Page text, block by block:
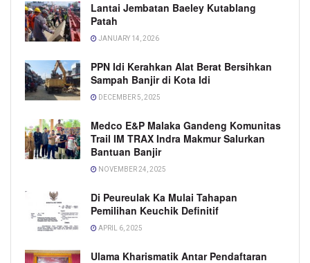
Lantai Jembatan Baeley Kutablang
Patah
JANUARY 14, 2026
PPN Idi Kerahkan Alat Berat Bersihkan
Sampah Banjir di Kota Idi
DECEMBER 5, 2025
Medco E&P Malaka Gandeng Komunitas
Trail IM TRAX Indra Makmur Salurkan
Bantuan Banjir
NOVEMBER 24, 2025
Di Peureulak Ka Mulai Tahapan
Pemilihan Keuchik Definitif
APRIL 6, 2025
Ulama Kharismatik Antar Pendaftaran